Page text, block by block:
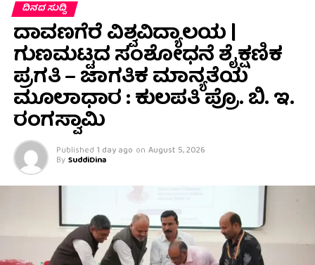
ದಿನದ ಸುದ್ದಿ
ದಾವಣಗೆರೆ ವಿಶ್ವವಿದ್ಯಾಲಯ |
ಗುಣಮಟ್ಟದ ಸಂಶೋಧನೆ ಶೈಕ್ಷಣಿಕ
ಪ್ರಗತಿ – ಜಾಗತಿಕ ಮಾನ್ಯತೆಯ
ಮೂಲಾಧಾರ : ಕುಲಪತಿ ಪ್ರೊ. ಬಿ. ಇ.
ರಂಗಸ್ವಾಮಿ
Published 1 day ago on August 5, 2026
By SuddiDina